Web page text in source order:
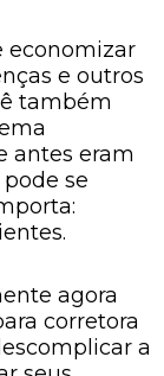
economizar
e outros
também
antes eram
se
agora
corretora
a